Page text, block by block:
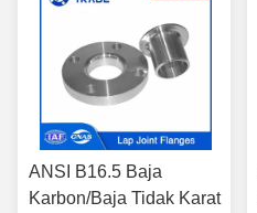
ANSI B16.5 Baja
Karbon/Baja Tidak Karat